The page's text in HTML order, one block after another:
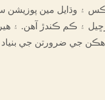
۽ وڌايل مين
۽ ڪم ڪندڙ آهن. ۽